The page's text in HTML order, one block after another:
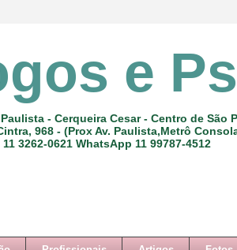
e
- Cerqueira Cesar - Centro de
968 - (Prox Av. Paulista,Metrô
3262-0621 WhatsApp 11 99787-4512